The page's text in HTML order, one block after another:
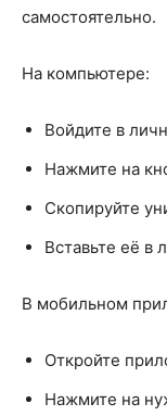
самостоятельно.
На компьютере:
Войдите в
Нажмите на
Скопируйте
Вставьте её в
В мобильном
Откройте
Нажмите на